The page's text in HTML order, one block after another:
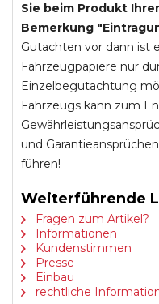
Sie beim Produkt
Bemerkung
Gutachten vor dann ist
Fahrzeugpapiere nur
Einzelbegutachtung
Fahrzeugs kann zum
und
führen!
Weiterführende
Fragen zum Artikel?
Informationen
Kundenstimmen
Presse
Einbau
rechtliche